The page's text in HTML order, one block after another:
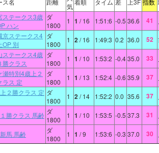
ス名 距離
気
着順 タイム 差 上3F 指数
ステークス3歳
ハン
ダ
1800
1 1 / 16 1:51:6 -0.5 36.6 41
京ステークス4
OP 別
ダ
1800
1 2/ 16 1:49:3 0.2 36.0 52
ステークス4歳
勝クラス
ダ
1800
1 1 / 10 1:53:2 -0.435.0 33
瀬特別4歳上２
ラス 定
ダ
1800
1 1 / 13 1:52:4 -0.6 35.9 37
２勝クラス 定 ダ
1800
1 2/ 14 1:52:2 0.0 35.6 37
勝クラス 馬齢 ダ
1800
1 1 / 10 1:53:5 -0.5 37.3 31
馬 馬齢
ダ
1800
1 1 / 9 1:53:6 -0.3 37.0 30